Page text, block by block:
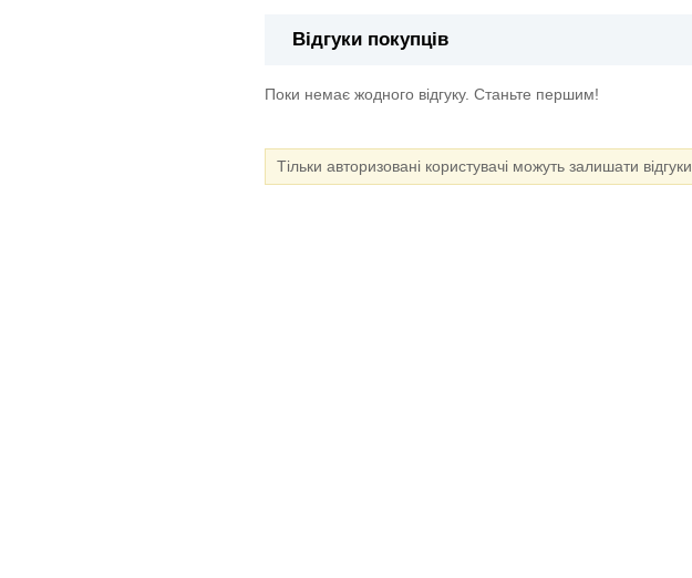
Відгуки покупців
Поки немає жодного відгуку. Станьте першим!
Тільки авторизовані користувачі можуть залишати відгуки